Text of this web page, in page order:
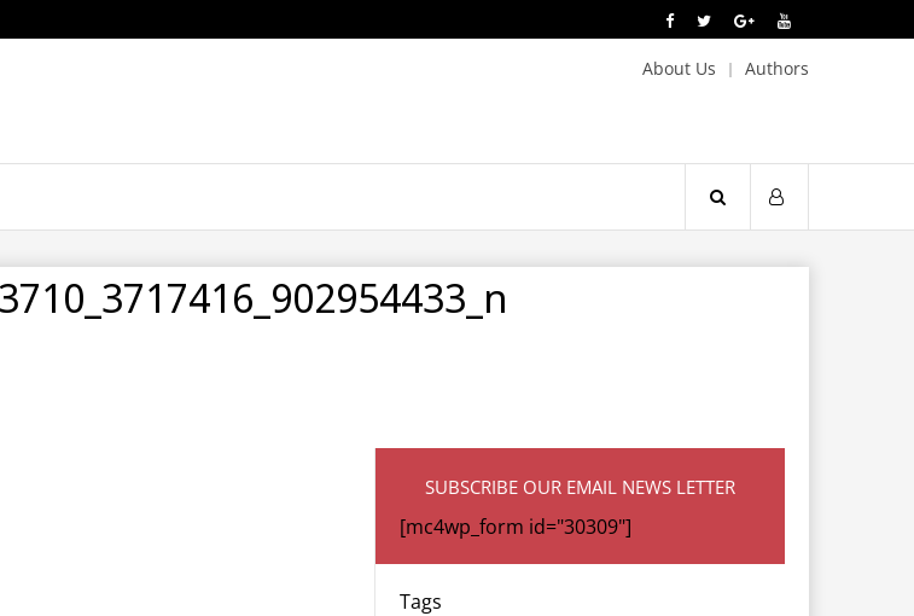
About Us Authors
SUBSCRIBE OUR EMAIL NEWS LETTER
[mc4wp_form id="30309"]
Tags